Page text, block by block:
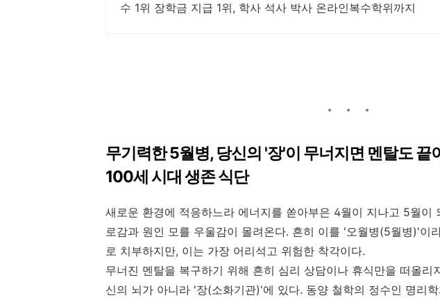
수 1위 장학금 지급 1위, 학사 석사 박사 온라인복수학위까지
무기력한 5월병, 당신의 '장'이 무너지면 멘탈도 끝
100세 시대 생존 식단
새로운 환경에 적응하느라 에너지를 쏟아부은 4월이 지나고 5월이
로감과 원인 모를 우울감이 몰려온다. 흔히 이를 '오월병(5월병)'이
로 치부하지만, 이는 가장 어리석고 위험한 착각이다.
무너진 멘탈을 복구하기 위해 흔히 심리 상담이나 휴식만을 떠올리
신의 뇌가 아니라 '장(소화기관)'에 있다. 동양 철학의 정수인 명리